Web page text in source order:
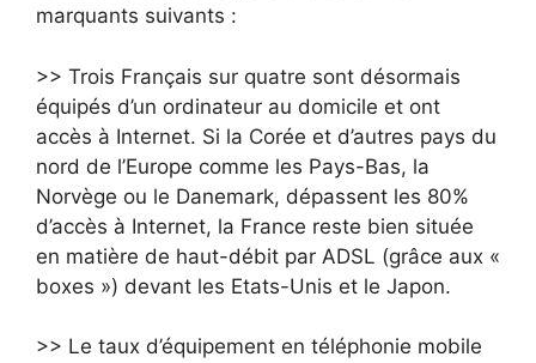
marquants suivants :
>> Trois Français sur quatre sont désormais
équipés d’un ordinateur au domicile et ont
accès à Internet. Si la Corée et d’autres pays du
nord de l’Europe comme les Pays-Bas, la
Norvège ou le Danemark, dépassent les 80%
d’accès à Internet, la France reste bien située
en matière de haut-débit par ADSL (grâce aux «
boxes ») devant les Etats-Unis et le Japon.
>> Le taux d’équipement en téléphonie mobile